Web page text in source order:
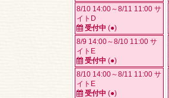
8/10 14:00～8/11 11:00 サ
イトD
受付中 (●)
8/9 14:00～8/10 11:00 サ
イトE
受付中 (●)
8/10 14:00～8/11 11:00 サ
イトE
受付中 (●)